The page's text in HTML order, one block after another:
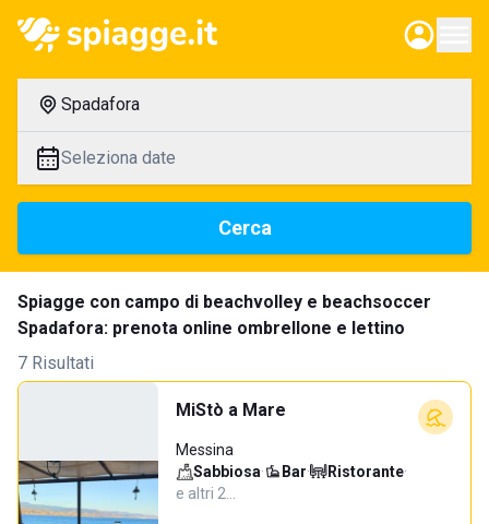
Spadafora
Seleziona date
Cerca
Spiagge con campo di beachvolley e beachsoccer
Spadafora: prenota online ombrellone e lettino
7 Risultati
MiStò a Mare
Messina
Sabbiosa· Bar· Ristorante·
e altri 2…